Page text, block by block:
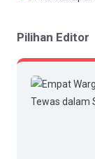
Pilihan Editor